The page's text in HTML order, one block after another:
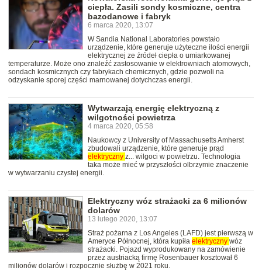
ciepła. Zasili sondy kosmiczne, centra
bazodanowe i fabryk
6 marca 2020, 13:07
W Sandia National Laboratories powstało
urządzenie, które generuje użyteczne ilości energii
elektrycznej ze źródeł ciepła o umiarkowanej
temperaturze. Może ono znaleźć zastosowanie w elektrowniach atomowych,
sondach kosmicznych czy fabrykach chemicznych, gdzie pozwoli na
odzyskanie sporej części marnowanej dotychczas energii.
Wytwarzają energię elektryczną z
wilgotności powietrza
4 marca 2020, 05:58
Naukowcy z University of Massachusetts Amherst
zbudowali urządzenie, które generuje prąd
elektryczny z... wilgoci w powietrzu. Technologia
taka może mieć w przyszłości olbrzymie znaczenie
w wytwarzaniu czystej energii.
Elektryczny wóz strażacki za 6 milionów
dolarów
13 lutego 2020, 13:07
Straż pożarna z Los Angeles (LAFD) jest pierwszą w
Ameryce Północnej, która kupiła elektryczny wóz
strażacki. Pojazd wyprodukowany na zamówienie
przez austriacką firmę Rosenbauer kosztował 6
milionów dolarów i rozpocznie służbę w 2021 roku.